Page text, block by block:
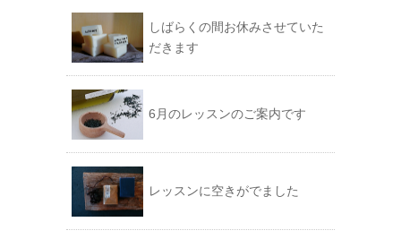
しばらくの間お休みさせていた
だきます
6月のレッスンのご案内です
レッスンに空きがでました